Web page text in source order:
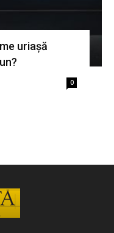
uriașă
0